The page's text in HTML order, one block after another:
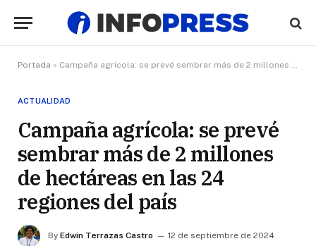
Portada » Campaña agrícola: se prevé sembrar más de 2 millones de hectáreas en las 24 regiones del país
ACTUALIDAD
Campaña agrícola: se prevé
sembrar más de 2 millones
de hectáreas en las 24
regiones del país
By Edwin Terrazas Castro
12 de septiembre de 2024